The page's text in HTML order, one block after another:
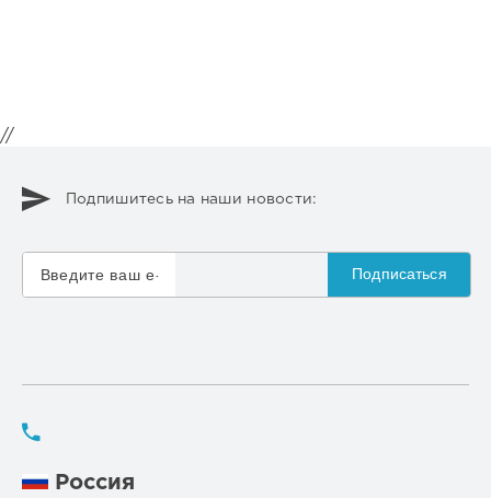
//
Подпишитесь на наши новости:
Подписаться
Россия